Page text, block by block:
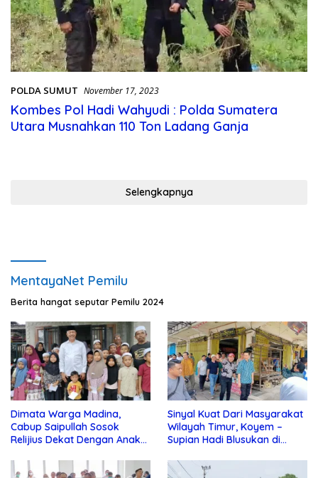
POLDA SUMUT November 17, 2023
Kombes Pol Hadi Wahyudi : Polda Sumatera
Utara Musnahkan 110 Ton Ladang Ganja
Selengkapnya
MentayaNet Pemilu
Berita hangat seputar Pemilu 2024
Dimata Warga Madina,
Cabup Saipullah Sosok
Relijius Dekat Dengan Anak
Sinyal Kuat Dari Masyarakat
Wilayah Timur, Koyem –
Supian Hadi Blusukan di